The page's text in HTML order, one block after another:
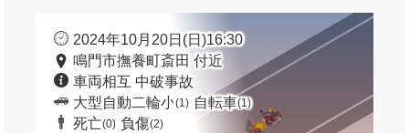
2024年10月20日(日)16:30
鳴門市撫養町斎田 付近
車両相互 中破事故
大型自動二輪小(1) 自転車(1)
死亡(0) 負傷(2)